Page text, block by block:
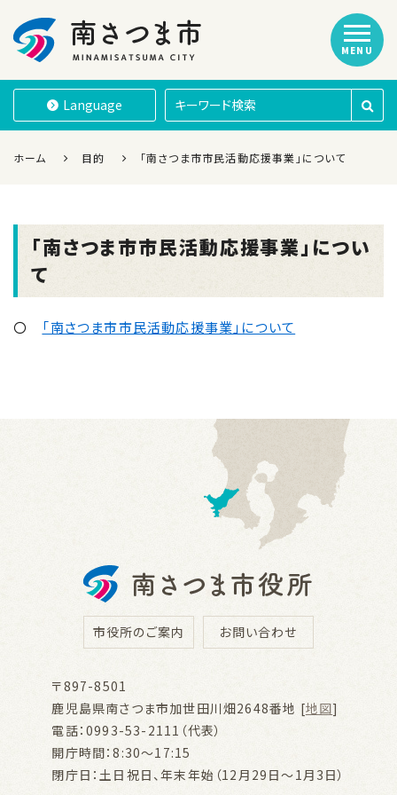
南さつま市
Language
MENU
ホーム 目的 「南さつま市市民活動応援事業」について
「南さつま市市民活動応援事業」につい
て
〇 「南さつま市市民活動応援事業」について
市役所のご案内 お問い合わせ
〒897-8501
鹿児島県南さつま市加世田川畑2648番地 [地図]
電話：0993-53-2111（代表）
開庁時間：8:30～17:15
閉庁日：土日祝日、年末年始（12月29日～1月3日）